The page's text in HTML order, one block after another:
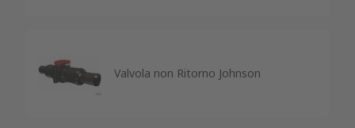
Valvola non Ritorno Johnson